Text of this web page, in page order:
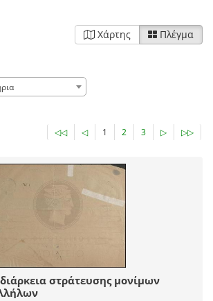
Χάρτης Πλέγμα
◁◁ ◁ 1 2 3 ▷ ▷▷
στράτευσης μονίμων